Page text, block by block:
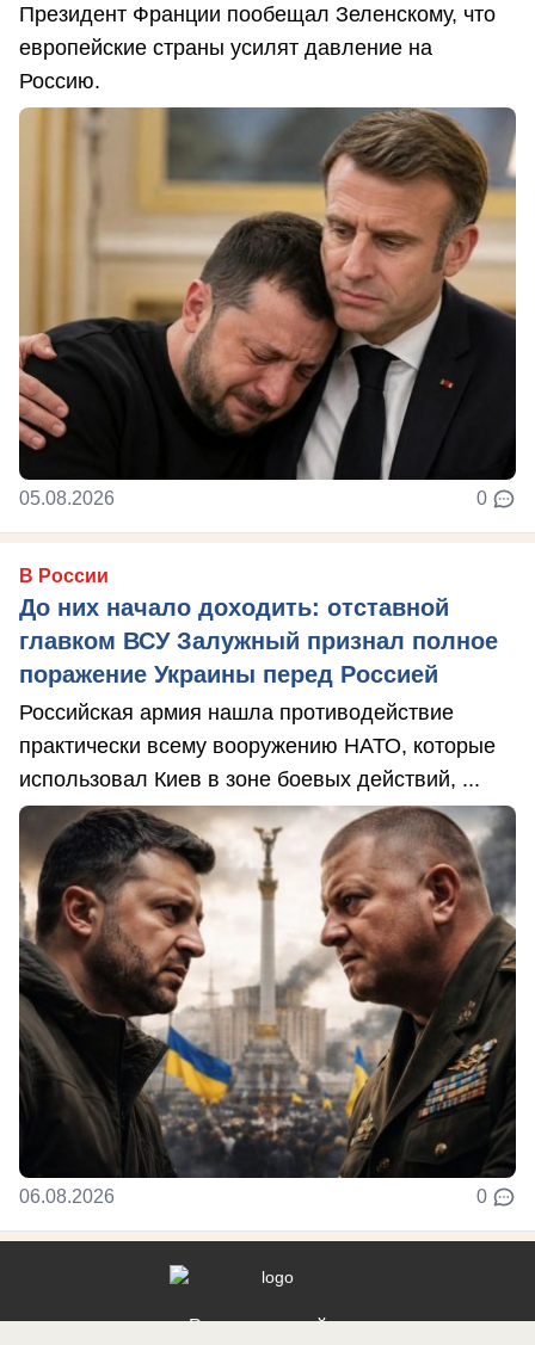
Президент Франции пообещал Зеленскому, что
европейские страны усилят давление на
Россию.
05.08.2026 0
В России
До них начало доходить: отставной
главком ВСУ Залужный признал полное
поражение Украины перед Россией
Российская армия нашла противодействие
практически всему вооружению НАТО, которые
использовал Киев в зоне боевых действий, ...
06.08.2026 0
Реклама на сайте